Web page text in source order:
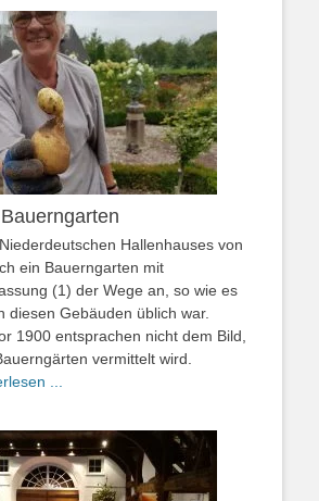
Hallenhauses von
ein Bauerngarten mit
(1) der Wege an, so wie es
diesen Gebäuden üblich war.
1900 entsprachen nicht dem Bild,
vermittelt wird.
...